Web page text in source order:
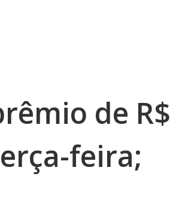
de R$
feira;